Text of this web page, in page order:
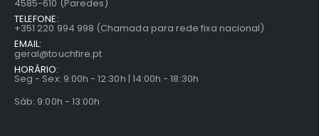
4585-610 (Paredes)
TELEFONE:
+351 220 994 998 (Chamada para rede fixa nacional)
EMAIL:
geral@touchfire.pt
HORÁRIO:
Seg - Sex: 9:00h - 12:30h | 14:00h - 18:30h
Sáb: 9:00h - 13:00h